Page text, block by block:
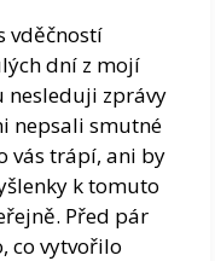
vděčností
dní z mojí
nesleduji zprávy
nepsali smutné
vás trápí, ani by
k tomuto
Před pár
co vytvořilo